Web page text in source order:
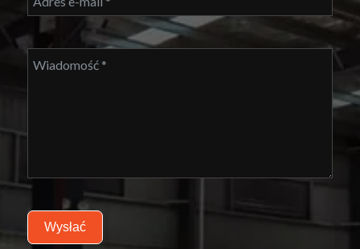
Wysłać